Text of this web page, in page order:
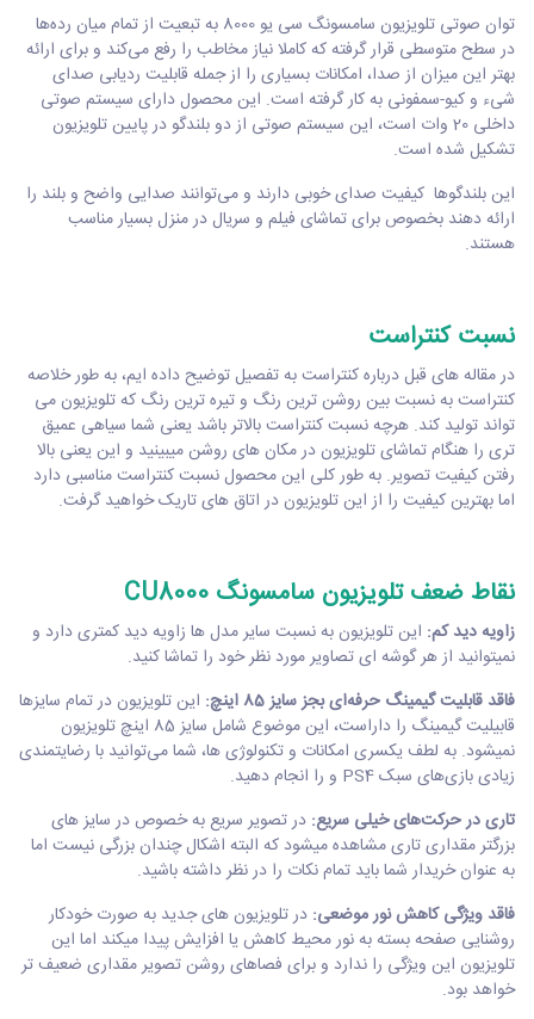
توان صوتی تلویزیون سامسونگ سی یو 8000 به تبعیت از تمام میان رده‌ها
در سطح متوسطی قرار گرفته که کاملا نیاز مخاطب را رفع می‌کند و برای ارائه
بهتر این میزان از صدا، امکانات بسیاری را از جمله قابلیت ردیابی صدای
شیء و کیو-سمفونی به کار گرفته است. این محصول دارای سیستم صوتی
داخلی 20 وات است، این سیستم صوتی از دو بلندگو در پایین تلویزیون
تشکیل شده است.
این بلندگوها کیفیت صدای خوبی دارند و می‌توانند صدایی واضح و بلند را
ارائه دهند بخصوص برای تماشای فیلم و سریال در منزل بسیار مناسب
هستند.
نسبت کنتراست
در مقاله های قبل درباره کنتراست به تفصیل توضیح داده ایم، به طور خلاصه
کنتراست به نسبت بین روشن ترین رنگ و تیره ترین رنگ که تلویزیون می
تواند تولید کند. هرچه نسبت کنتراست بالاتر باشد یعنی شما سیاهی عمیق
تری را هنگام تماشای تلویزیون در مکان های روشن میبینید و این یعنی بالا
رفتن کیفیت تصویر. به طور کلی این محصول نسبت کنتراست مناسبی دارد
اما بهترین کیفیت را از این تلویزیون در اتاق های تاریک خواهید گرفت.
نقاط ضعف تلویزیون سامسونگ CU8000
زاویه دید کم: این تلویزیون به نسبت سایر مدل ها زاویه دید کمتری دارد و
نمیتوانید از هر گوشه ای تصاویر مورد نظر خود را تماشا کنید.
فاقد قابلیت گیمینگ حرفه‌ای بجز سایز 85 اینچ:
این تلویزیون در تمام سایزها
قابیلیت گیمینگ را داراست، این موضوع شامل سایز 85 اینچ تلویزیون
نمیشود. به لطف یکسری امکانات و تکنولوژی ها، شما می‌توانید با رضایتمندی
زیادی بازی‌های سبک PS4 و را انجام دهید.
تاری در حرکت‌های خیلی سریع: درتصویر سریع به خصوص در سایز های
بزرگتر مقداری تاری مشاهده میشود که البته اشکال چندان بزرگی نیست اما
به عنوان خریدار شما باید تمام نکات را در نظر داشته باشید.
فاقد ویژگی کاهش نور موضعی: در تلویزیون های جدید به صورت خودکار
روشنایی صفحه بسته به نور محیط کاهش یا افزایش پیدا میکند اما این
تلویزیون این ویژگی را ندارد و برای فصاهای روشن تصویر مقداری ضعیف تر
خواهد بود.